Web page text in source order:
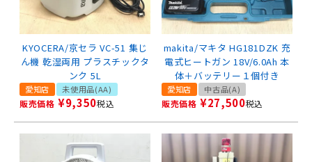
KYOCERA/京セラ VC-51 集じ
ん機 乾湿両用 プラスチックタ
ンク 5L
愛知店 未使用品(AA)
販売価格 ¥9,350税込
makita/マキタ HG181DZK 充
電式ヒートガン 18V/6.0Ah 本
体＋バッテリー１個付き
愛知店 中古品(A)
販売価格 ¥27,500税込